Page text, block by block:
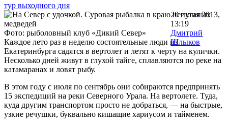
тур выходного дня
20 июня 2013,
13:19
Дмитрий
Шлыков
Фото: рыболовный клуб «Дикий Север»
Каждое лето раз в неделю состоятельные люди из
Екатеринбурга садятся в вертолет и летят к черту на кулички.
Несколько дней живут в глухой тайге, сплавляются по реке на
катамаранах и ловят рыбу.
В этом году с июля по сентябрь они собираются предпринять
15 экспедиций на реки Северного Урала. На вертолете. Туда,
куда другим транспортом просто не добраться, — на быстрые,
узкие речушки, буквально кишащие хариусом и тайменем.